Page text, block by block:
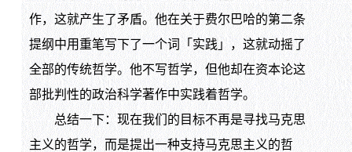
作，这就产生了矛盾。他在关于费尔巴哈的第二条
提纲中用重笔写下了一个词「实践」，这就动摇了
全部的传统哲学。他不写哲学，但他却在资本论这
部批判性的政治科学著作中实践着哲学。
总结一下：现在我们的目标不再是寻找马克思
主义的哲学，而是提出一种支持马克思主义的哲